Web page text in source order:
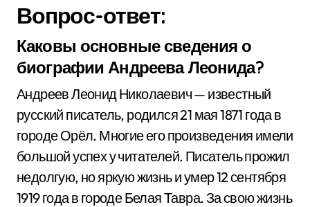
Вопрос-ответ:
Каковы основные сведения о
биографии Андреева Леонида?
Андреев Леонид Николаевич — известный
русский писатель, родился 21 мая 1871 года в
городе Орёл. Многие его произведения имели
большой успех у читателей. Писатель прожил
недолгую, но яркую жизнь и умер 12 сентября
1919 года в городе Белая Тавра. За свою жизнь